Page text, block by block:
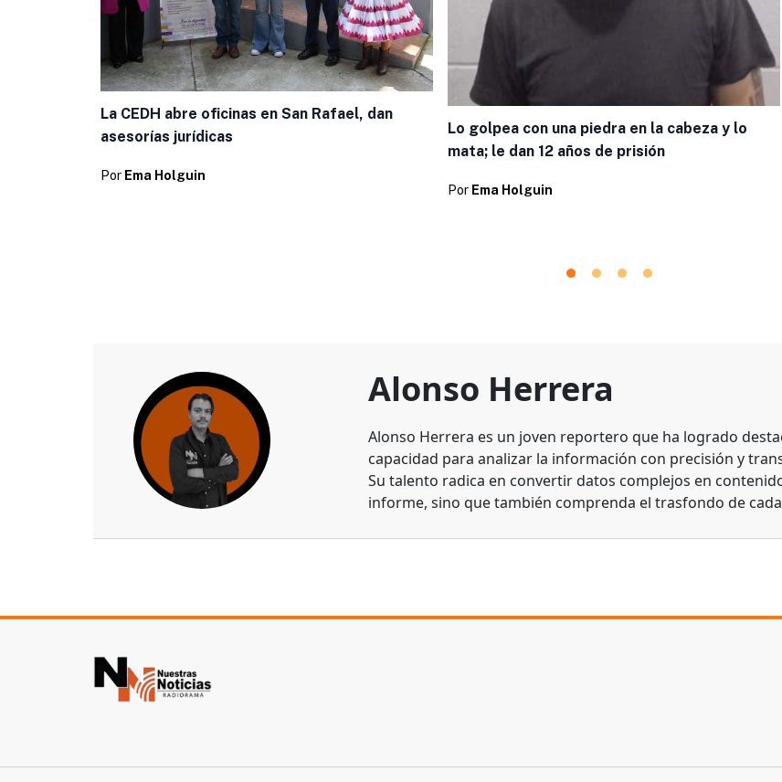
La CEDH abre oficinas en San Rafael, dan
asesorías jurídicas
Por Ema Holguin
Lo golpea con una piedra en la cabeza y lo
mata; le dan 12 años de prisión
Por Ema Holguin
Alonso Herrera
Alonso Herrera es un joven reportero que ha logrado
capacidad para analizar la información con precisión y
Su talento radica en convertir datos complejos en
informe, sino que también comprenda el trasfondo de